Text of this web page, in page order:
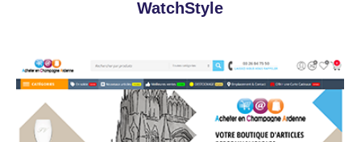
WatchStyle